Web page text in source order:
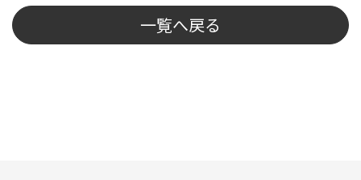
一覧へ戻る